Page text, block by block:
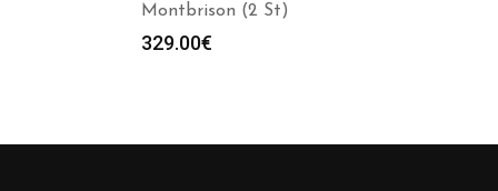
Montbrison (2 St)
329.00€